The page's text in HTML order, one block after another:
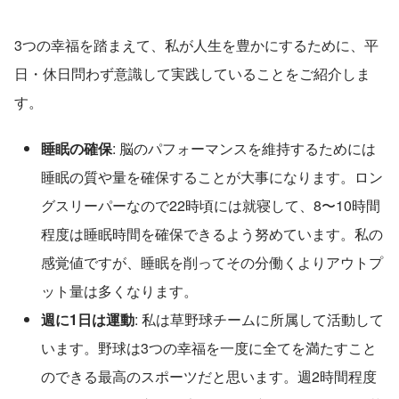
3つの幸福を踏まえて、私が人生を豊かにするために、平
日・休日問わず意識して実践していることをご紹介しま
す。
睡眠の確保: 脳のパフォーマンスを維持するためには
睡眠の質や量を確保することが大事になります。ロン
グスリーパーなので22時頃には就寝して、8〜10時間
程度は睡眠時間を確保できるよう努めています。私の
感覚値ですが、睡眠を削ってその分働くよりアウトプ
ット量は多くなります。
週に1日は運動: 私は草野球チームに所属して活動して
います。野球は3つの幸福を一度に全てを満たすこと
のできる最高のスポーツだと思います。週2時間程度